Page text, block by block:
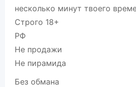
несколько минут твоего
Строго 18+
РФ
Не продажи
Не пирамида
Без обмана